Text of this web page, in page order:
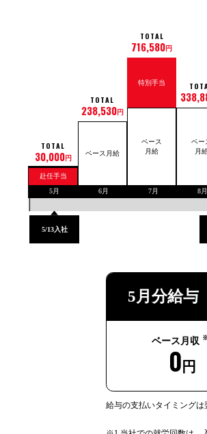
TOTAL
30,000円
赴任手当
TOTAL
238,530円
ベース月給
TOTAL
716,580円
特別手当
ベース
月給
ベー
月
5月 6月 7月 8月
5/13入社
5月分給与
ベース月収
0 円
給与の支払いタイミング